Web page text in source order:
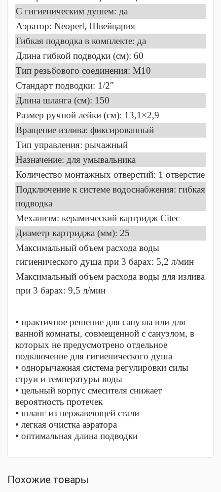
C гигиеническим душем: да
Аэратор: Neoperl, Швейцария
Гибкая подводка в комплекте: да
Длина гибкой подводки (см): 60
Тип резьбового соединения: M10
Стандарт подводки: 1/2″
Длина шланга (см): 150
Размер ручной лейки (см): 13,1×2,9
Вращение излива: фиксированный
Тип управления: рычажный
Назначение: для умывальника
Количество монтажных отверстий: 1 отверстие
Подключение к системе водоснабжения: гибкая
подводка
Механизм: керамический картридж Citec
Диаметр картриджа (мм): 25
Максимальный объем расхода воды
гигиенического душа при 3 барах: 5,2 л/мин
Максимальный объем расхода воды для излива
при 3 барах: 9,5 л/мин
• практичное решение для санузла или для
ванной комнаты, совмещенной с санузлом, в
которых не предусмотрено отдельное
подключение для гигиенического душа
• однорычажная система регулировки силы
струи и температуры воды
• цельный корпус смесителя снижает
вероятность протечек
• шланг из нержавеющей стали
• легкая очистка аэратора
• оптимальная длина подводки
Похожие товары